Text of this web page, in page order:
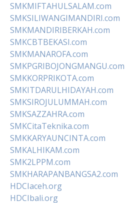
SMKMIFTAHULSALAM.com
SMKSILIWANGIMANDIRI.com
SMKMANDIRIBERKAH.com
SMKCBTBEKASI.com
SMKMANAROFA.com
SMKPGRIBOJONGMANGU.com
SMKKORPRIKOTA.com
SMKITDARULHIDAYAH.com
SMKSIROJULUMMAH.com
SMKSAZZAHRA.com
SMKCitaTeknika.com
SMKKARYAUNCINTA.com
SMKALHIKAM.com
SMK2LPPM.com
SMKHARAPANBANGSA2.com
HDCIaceh.org
HDCIbali.org